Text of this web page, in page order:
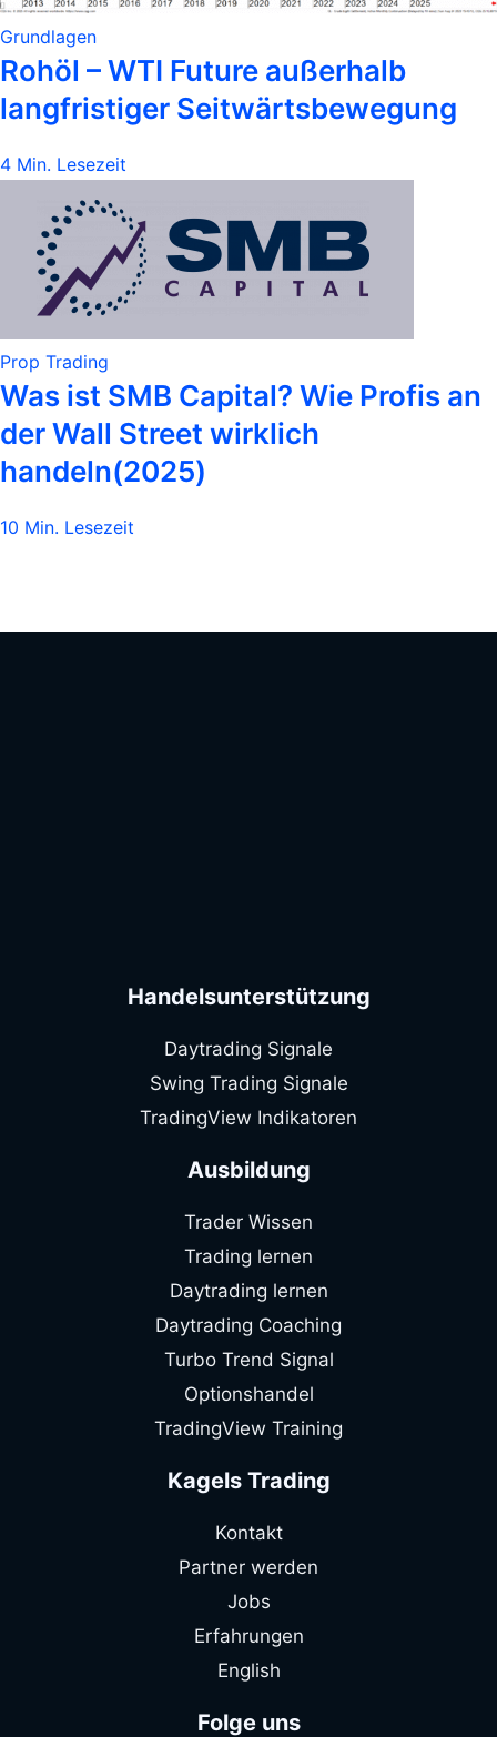
Grundlagen
Rohöl – WTI Future außerhalb
langfristiger Seitwärtsbewegung
4 Min. Lesezeit
Prop Trading
Was ist SMB Capital? Wie Profis an
der Wall Street wirklich
handeln(2025)
10 Min. Lesezeit
Handelsunterstützung
Daytrading Signale
Swing Trading Signale
TradingView Indikatoren
Ausbildung
Trader Wissen
Trading lernen
Daytrading lernen
Daytrading Coaching
Turbo Trend Signal
Optionshandel
TradingView Training
Kagels Trading
Kontakt
Partner werden
Jobs
Erfahrungen
English
Folge uns